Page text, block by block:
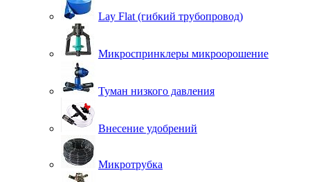
Lay Flat (гибкий трубопровод)
Микроспринклеры микроорошение
Туман низкого давления
Внесение удобрений
Микротрубка